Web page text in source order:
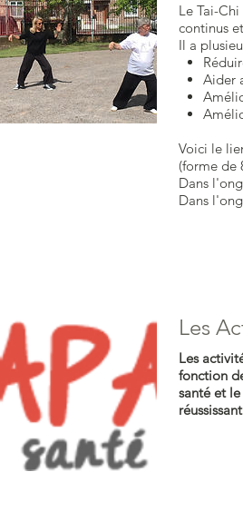
Le Tai-
continus
Il a
Aider
Voici le
(forme de
Dans
Dans
Les
Les
fonction
santé et